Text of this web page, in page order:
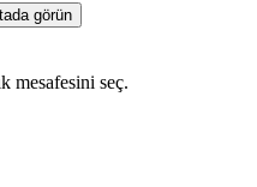
görün
mesafesini seç.